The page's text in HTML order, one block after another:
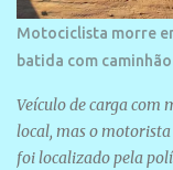
Motociclista morre
batida com caminhão
Veículo de carga com
local, mas o
foi localizado pela